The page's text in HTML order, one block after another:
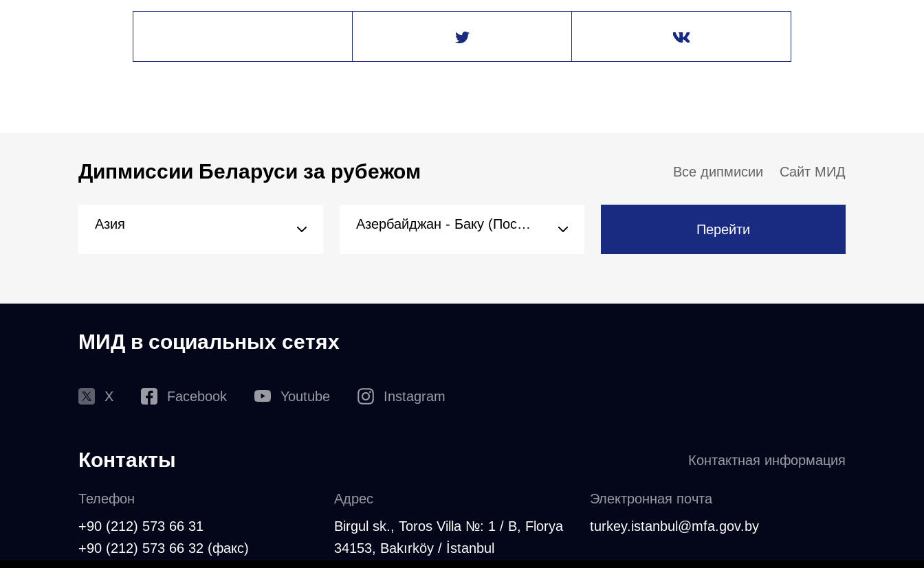
Дипмиссии Беларуси за рубежом Все дипмисии Сайт МИД
Азия Азербайджан - Баку (Посольство) Перейти
МИД в социальных сетях
X Facebook Youtube Instagram
Контакты Контактная информация
Телефон
+90 (212) 573 66 31
+90 (212) 573 66 32 (факс)
Адрес
Birgul sk., Toros Villa №: 1 / B, Florya
34153, Bakırköy / İstanbul
Электронная почта
turkey.istanbul@mfa.gov.by